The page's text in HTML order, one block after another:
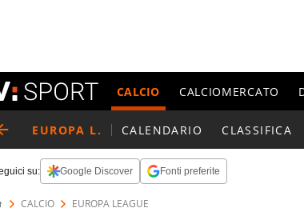
CALCIO CALCIOMERCATO
EUROPA L. CALENDARIO CLASSIFICA
su: Google Discover Fonti preferite
CALCIO EUROPA LEAGUE